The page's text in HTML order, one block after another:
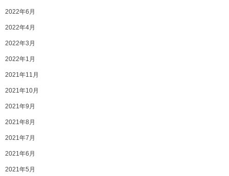
2022年6月
2022年4月
2022年3月
2022年1月
2021年11月
2021年10月
2021年9月
2021年8月
2021年7月
2021年6月
2021年5月